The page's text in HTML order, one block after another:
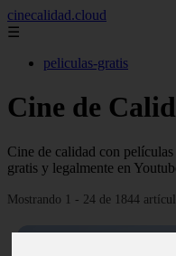
cinecalidad.cloud
☰
peliculas-gratis
Cine de
Cine de calidad con
gratis y legalmente en
Mostrando 1 - 24 de 1844